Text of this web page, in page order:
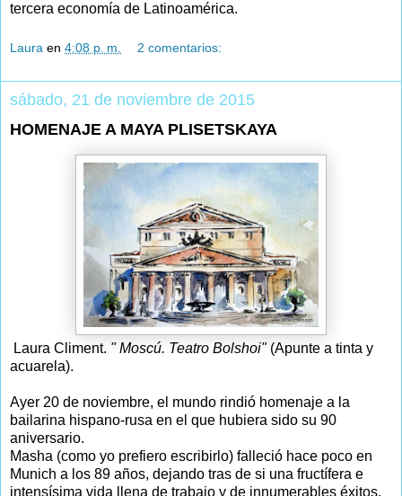
tercera economía de Latinoamérica.
Laura en 4:08 p. m. 2 comentarios:
sábado, 21 de noviembre de 2015
HOMENAJE A MAYA PLISETSKAYA
Laura Climent. " Moscú. Teatro Bolshoi" (Apunte a tinta y
acuarela).
Ayer 20 de noviembre, el mundo rindió homenaje a la
bailarina hispano-rusa en el que hubiera sido su 90
aniversario.
Masha (como yo prefiero escribirlo) falleció hace poco en
Munich a los 89 años, dejando tras de si una fructífera e
intensísima vida llena de trabajo y de innumerables éxitos,